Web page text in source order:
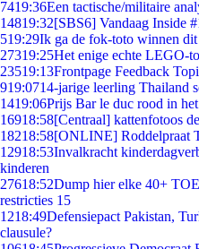
7419:36Een tactische/militaire
14819:32[SBS6] Vandaag Inside
519:29Ik ga de fok-toto winnen dit
27319:25Het enige echte LEGO-
23519:13Frontpage Feedback
919:0714-jarige leerling Thailand
1419:06Prijs Bar le duc rood in
16918:58[Centraal] kattenfotoos
18218:58[ONLINE] Roddelpraat
12918:53Invalkracht
kinderen
27618:52Dump hier elke 40+
restricties 15
1218:49Defensiepact Pakistan,
clausule?